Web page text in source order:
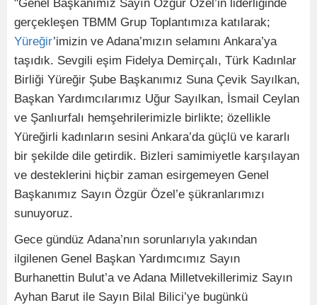
"Genel Başkanımız Sayın Özgür Özel’in liderliğinde
gerçekleşen TBMM Grup Toplantımıza katılarak;
Yüreğir’imizin ve Adana’mızın selamını Ankara’ya
taşıdık. Sevgili eşim Fidelya Demirçalı, Türk Kadınlar
Birliği Yüreğir Şube Başkanımız Suna Çevik Sayılkan,
Başkan Yardımcılarımız Uğur Sayılkan, İsmail Ceylan
ve Şanlıurfalı hemşehrilerimizle birlikte; özellikle
Yüreğirli kadınların sesini Ankara’da güçlü ve kararlı
bir şekilde dile getirdik. Bizleri samimiyetle karşılayan
ve desteklerini hiçbir zaman esirgemeyen Genel
Başkanımız Sayın Özgür Özel’e şükranlarımızı
sunuyoruz.
Gece gündüz Adana’nın sorunlarıyla yakından
ilgilenen Genel Başkan Yardımcımız Sayın
Burhanettin Bulut’a ve Adana Milletvekillerimiz Sayın
Ayhan Barut ile Sayın Bilal Bilici’ye bugünkü